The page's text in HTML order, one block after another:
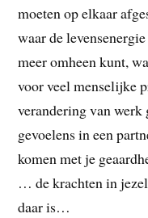
moeten op elkaar
waar de
meer omheen kunt,
voor veel menselijke
verandering van
gevoelens in een
komen met je
… de krachten in
daar is…